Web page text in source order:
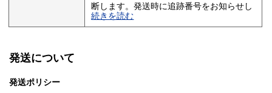
断します。発送時に追跡番号をお知らせし
ます。
続きを読む
発送について
発送ポリシー